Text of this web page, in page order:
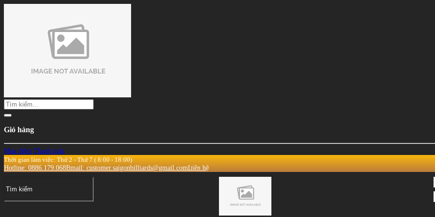
Giỏ hàng
Mua thêm Thanh toán
Thời gian làm việc: Thứ 2 - Thứ 7 ( 8:00 - 18:00)
Hotline: 0886.179.068Email: customer.saigonbilliards@gmail.comLiên hệ